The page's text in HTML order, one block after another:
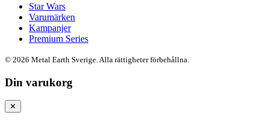
Star Wars
Varumärken
Kampanjer
Premium Series
© 2026 Metal Earth Sverige. Alla rättigheter förbehållna.
Din varukorg
✕